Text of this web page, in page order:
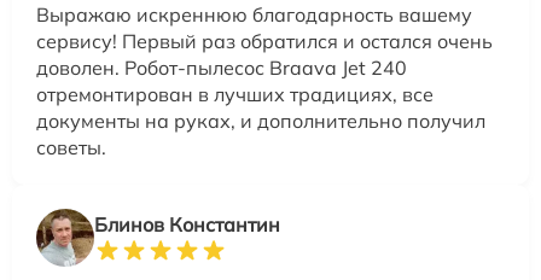
Выражаю искреннюю благодарность вашему
сервису! Первый раз обратился и остался очень
доволен. Робот-пылесос Braava Jet 240
отремонтирован в лучших традициях, все
документы на руках, и дополнительно получил
советы.
Блинов Константин